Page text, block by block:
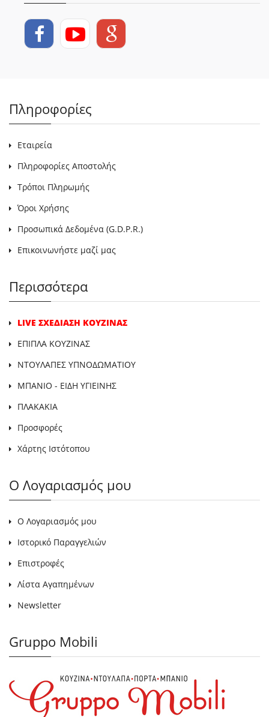
Πληροφορίες
Εταιρεία
Πληροφορίες Αποστολής
Τρόποι Πληρωμής
Όροι Χρήσης
Προσωπικά Δεδομένα (G.D.P.R.)
Επικοινωνήστε μαζί μας
Περισσότερα
LIVE ΣΧΕΔΙΑΣΗ ΚΟΥΖΙΝΑΣ
ΕΠΙΠΛΑ ΚΟΥΖΙΝΑΣ
ΝΤΟΥΛΑΠΕΣ ΥΠΝΟΔΩΜΑΤΙΟΥ
ΜΠΑΝΙΟ - ΕΙΔΗ ΥΓΙΕΙΝΗΣ
ΠΛΑΚΑΚΙΑ
Προσφορές
Χάρτης Ιστότοπου
Ο Λογαριασμός μου
Ο Λογαριασμός μου
Ιστορικό Παραγγελιών
Επιστροφές
Λίστα Αγαπημένων
Newsletter
Gruppo Mobili